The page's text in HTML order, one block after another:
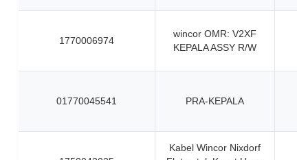
1770006974
wincor OMR: V2XF
KEPALA ASSY R/W
01770045541 PRA-KEPALA
Kabel Wincor Nixdorf